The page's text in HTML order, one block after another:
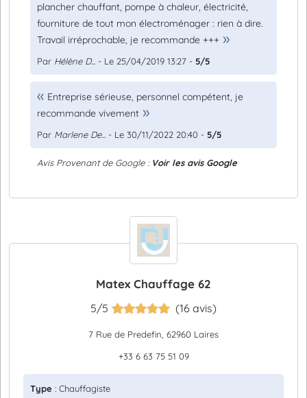
plancher chauffant, pompe à chaleur, électricité,
fourniture de tout mon électroménager : rien à dire.
Travail irréprochable, je recommande +++
Par Hélène D... - Le 25/04/2019 13:27 - 5/5
Entreprise sérieuse, personnel compétent, je
recommande vivement
Par Marlene De... - Le 30/11/2022 20:40 - 5/5
Avis Provenant de Google : Voir les avis Google
Matex Chauffage 62
5/5 (16 avis)
7 Rue de Predefin, 62960 Laires
+33 6 63 75 51 09
Type : Chauffagiste